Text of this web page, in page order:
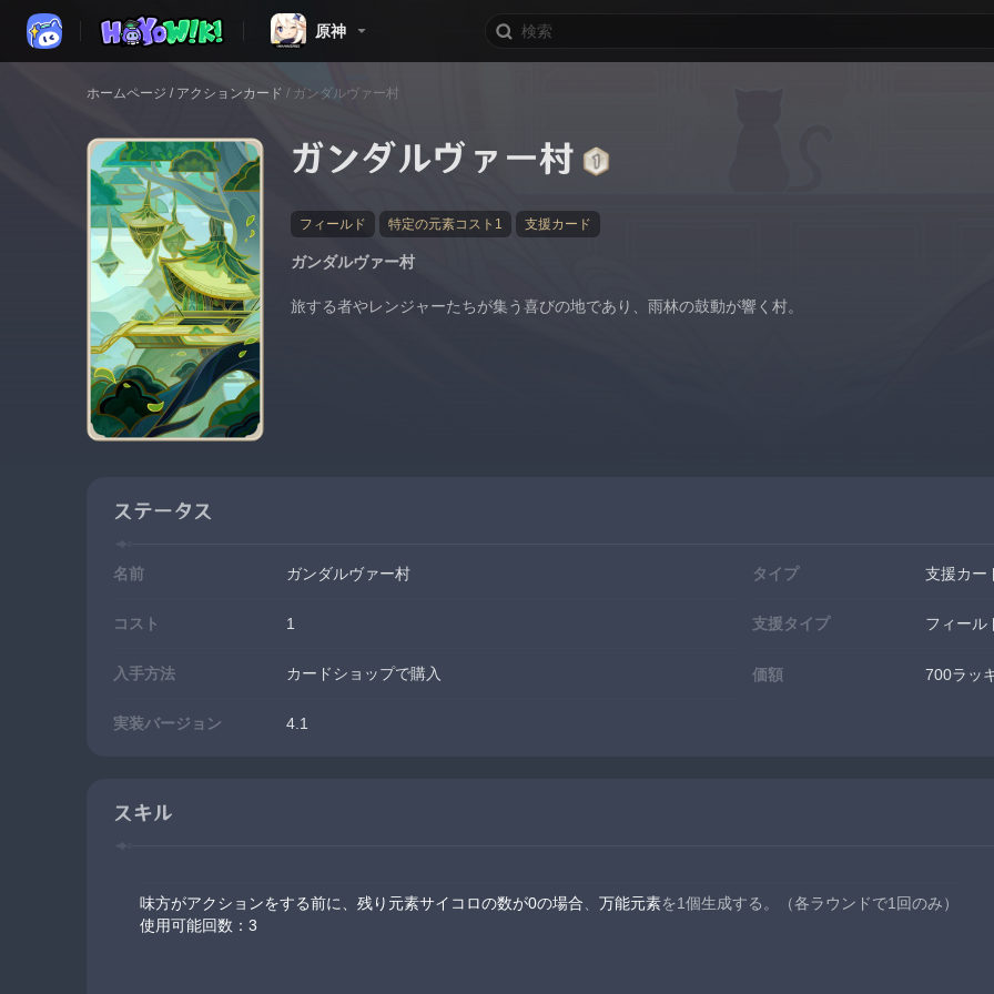
原神
ホームページ / アクションカード / ガンダルヴァー村
ガンダルヴァー村
フィールド 特定の元素コスト1 支援カード
ガンダルヴァー村
旅する者やレンジャーたちが集う喜びの地であり、雨林の鼓動が響く村。
ステータス
名前 ガンダルヴァー村 タイプ 支援カー
コスト 1 支援タイプ フィール
入手方法 カードショップで購入 価額 700ラッ
実装バージョン 4.1
スキル
味方がアクションをする前に、残り元素サイコロの数が0の場合 万能元素を1個生成する。（各ラウンドで1回のみ）
使用可能回数：3